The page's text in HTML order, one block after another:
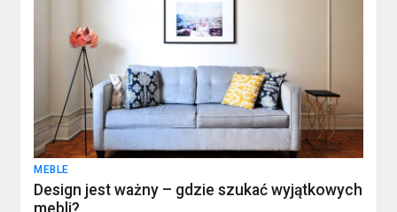
MEBLE
Design jest ważny – gdzie szukać wyjątkowych